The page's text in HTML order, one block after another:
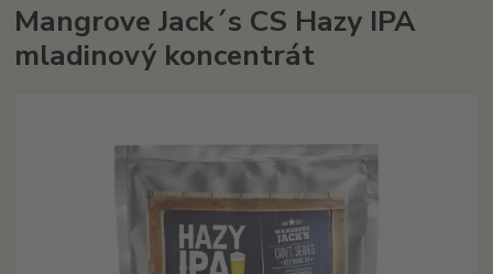
Mangrove Jack´s CS Hazy IPA
mladinový koncentrát